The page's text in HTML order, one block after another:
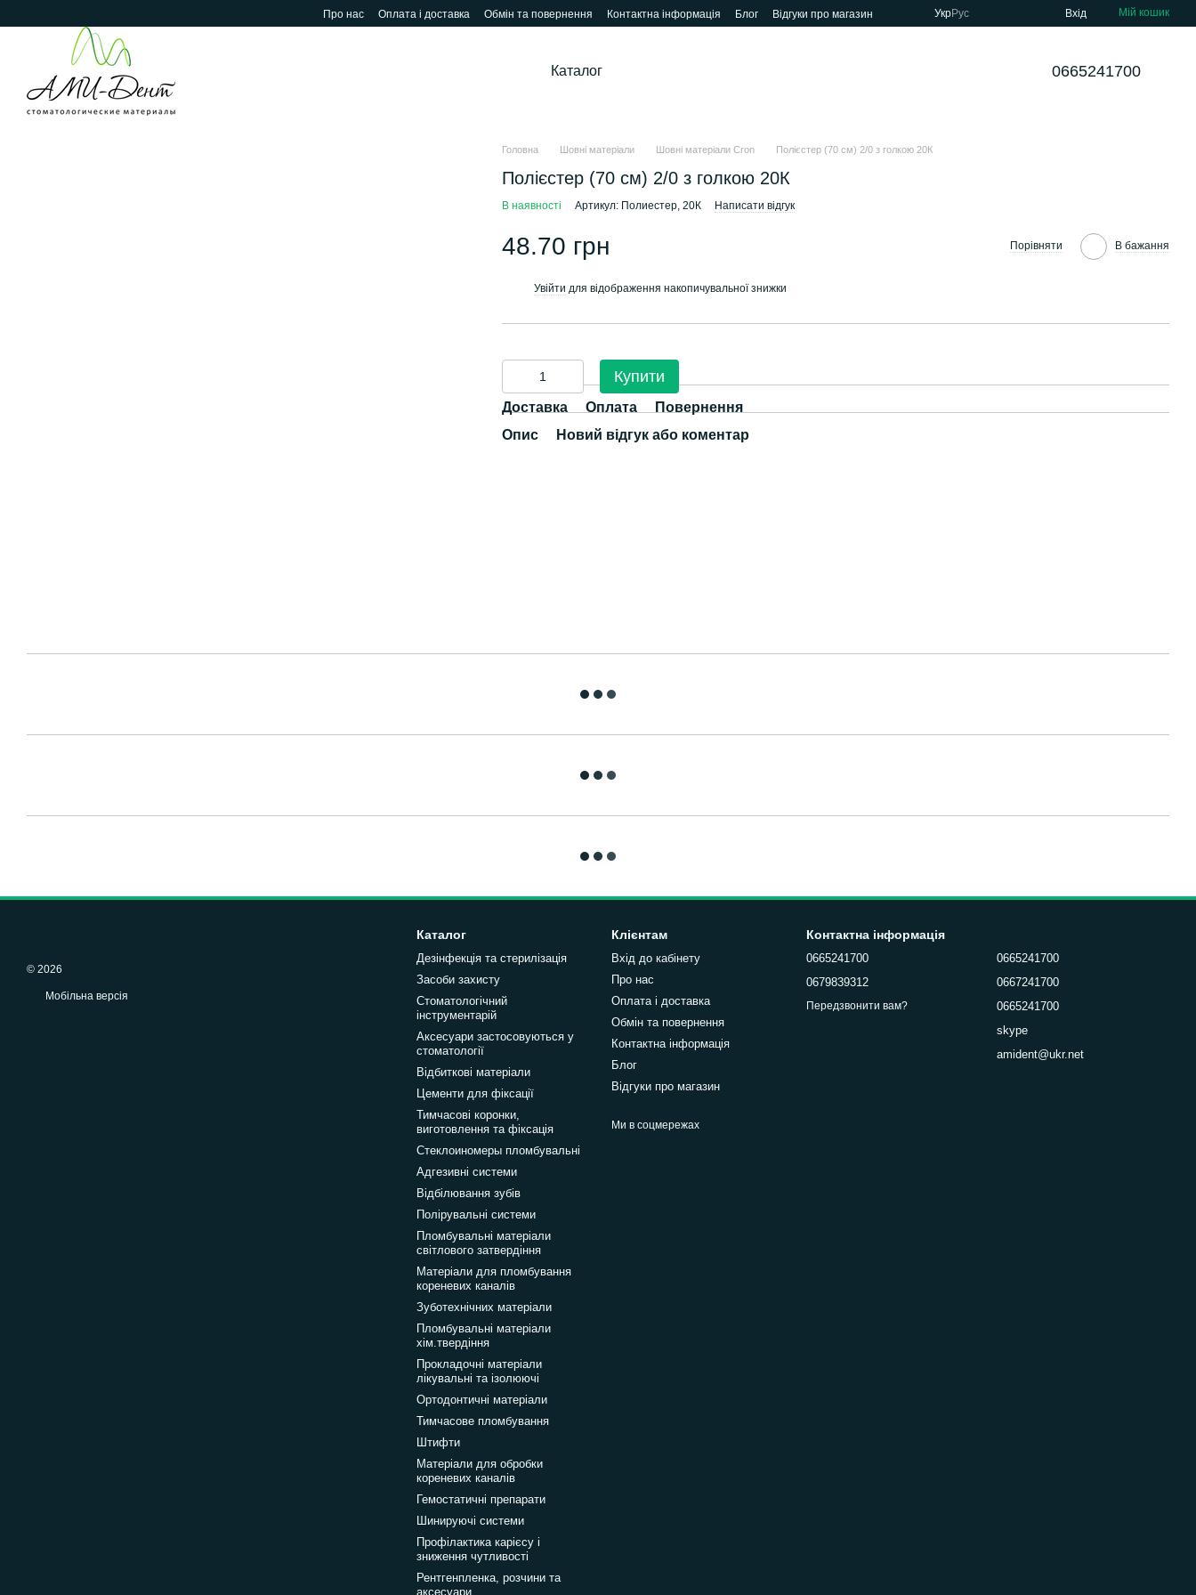
Про нас Оплата і доставка Обмін та повернення Контактна інформація Блог Відгуки про магазин УкрРус Вхід Мій кошик
Каталог 0665241700
Головна Шовні матеріали Шовні матеріали Cron Полієстер (70 см) 2/0 з голкою 20К
Полієстер (70 см) 2/0 з голкою 20К
В наявності Артикул: Полиестер, 20К Написати відгук
48.70 грн Порівняти В бажання
Увійти для відображення накопичувальної знижки
Купити
Доставка Оплата
Повернення
Опис
Новий відгук або коментар
© 2026
Мобільна версія
Каталог
Дезінфекція та стерилізація
Засоби захисту
Стоматологічний
інструментарій
Аксесуари застосовуються у
стоматології
Відбиткові матеріали
Цементи для фіксації
Тимчасові коронки,
виготовлення та фіксація
Стеклоиномеры пломбувальні
Адгезивні системи
Відбілювання зубів
Полірувальні системи
Пломбувальні матеріали
світлового затвердіння
Матеріали для пломбування
кореневих каналів
Зуботехнічних матеріали
Пломбувальні матеріали
хім.твердіння
Прокладочні матеріали
лікувальні та ізолюючі
Ортодонтичні матеріали
Тимчасове пломбування
Штифти
Матеріали для обробки
кореневих каналів
Гемостатичні препарати
Шинируючі системи
Профілактика карієсу і
зниження чутливості
Рентгенпленка, розчини та
аксесуари
Клієнтам
Вхід до кабінету
Про нас
Оплата і доставка
Обмін та повернення
Контактна інформація
Блог
Відгуки про магазин
Ми в соцмережах
Контактна інформація
0665241700
0679839312
Передзвонити вам?
0665241700
0667241700
0665241700
skype
amident@ukr.net